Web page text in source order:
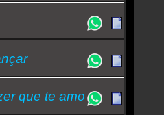
que te amo